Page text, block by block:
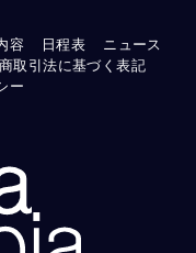
容 日程表
ニュース
取引法に基づく表記
ー